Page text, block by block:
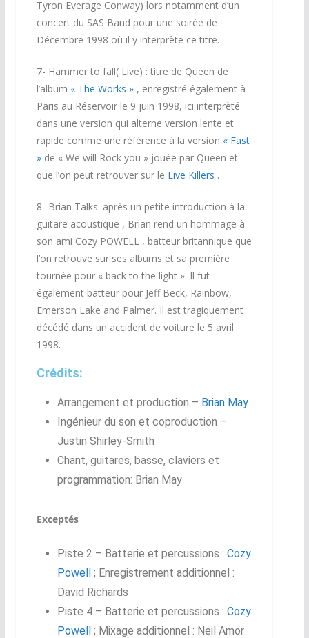
Tyron Everage Conway) lors notamment d’un
concert du SAS Band pour une soirée de
Décembre 1998 où il y interprète ce titre.
7- Hammer to fall( Live) : titre de Queen de
l’album « The Works », enregistré également à
Paris au Réservoir le 9 juin 1998, ici interprèté
dans une version qui alterne version lente et
rapide comme une référence à la version « Fast
»de « We will Rock you » jouée par Queen et
que l’on peut retrouver sur le Live Killers .
8- Brian Talks: après un petite introduction à la
guitare acoustique , Brian rend un hommage à
son ami Cozy POWELL , batteur britannique que
l’on retrouve sur ses albums et sa première
tournée pour « back to the light ». Il fut
également batteur pour Jeff Beck, Rainbow,
Emerson Lake and Palmer. Il est tragiquement
décédé dans un accident de voiture le 5 avril
1998.
Crédits:
Arrangement et production – Brian May
Ingénieur du son et coproduction –
Justin Shirley-Smith
Chant, guitares, basse, claviers et
programmation: Brian May
Exceptés
Piste 2 – Batterie et percussions : Cozy
Powell; Enregistrement additionnel :
David Richards
Piste 4 – Batterie et percussions : Cozy
Powell; Mixage additionnel : Neil Amor